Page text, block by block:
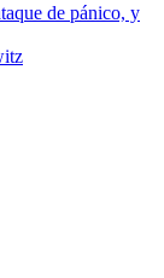
de pánico, y